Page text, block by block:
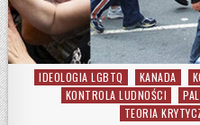
Posted in
IDEOLOGIA LGBTQ KANADA
KONTROLA LUDNOŚCI
TEORIA